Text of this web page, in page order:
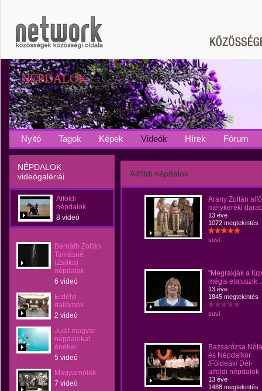
NÉPDALOK
Nyitó Tagok Képek Videók Hírek Fórum
NÉPDALOK
videógalériái
Alföldi
népdalok
8 videó
Bernáth Zoltán
Tamásné
(Zsóka)
népdalok
6 videó
Erdélyi
dallamok
2 videó
Judit magyar
népdalokat
énekel
5 videó
Magyarnóták
7 videó
Alföldi népdalok
Arany Zoltán
mélykeréki
13 éve
1072 megtekintés
suvi
"Megrakják a
mégis elaluszik
13 éve
1845 megtekintés
suvi
Bazsarózsa
és Népdalkör
/Földeák/ Dél-
alföldi népdalok
13 éve
1488 megtekintés